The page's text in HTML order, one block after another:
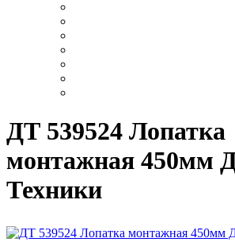
ДТ 539524 Лопатка
монтажная 450мм
Техники